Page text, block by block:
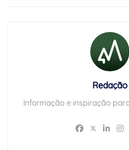
Redação
Informação e inspiração